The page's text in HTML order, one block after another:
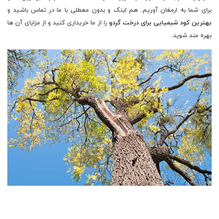
برای شما به ارمغان آوریم. هم اینک و بدون معطلی با ما در تماس باشید و
بهترین کود شیمیایی برای درخت گردو را از ما خریداری کنید و از مزایای آن ها
بهره مند شوید.